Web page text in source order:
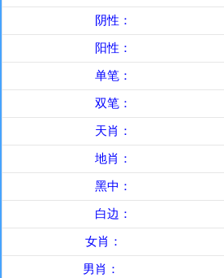
阴性：
阳性：
单笔：
双笔：
天肖：
地肖：
黑中：
白边：
女肖：
男肖：